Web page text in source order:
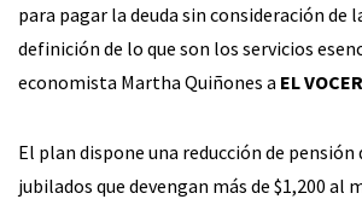
para pagar la deuda sin consideración de
definición de lo que son los servicios
economista Martha Quiñones a EL
El plan dispone una reducción de pensión
jubilados que devengan más de $1,200 al